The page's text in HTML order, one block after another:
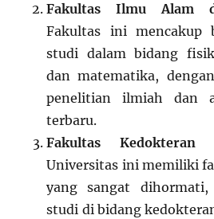
Fakultas Ilmu Alam
Fakultas ini mencakup
studi dalam bidang
dan matematika,
penelitian ilmiah dan
terbaru.
Fakultas Kedokteran
Universitas ini memiliki
yang sangat dihormati,
studi di bidang